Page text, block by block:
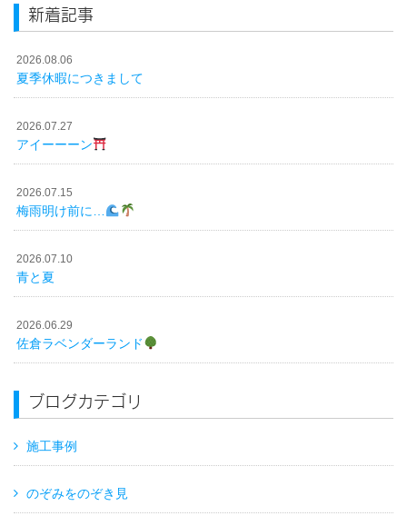
新着記事
2026.08.06
夏季休暇につきまして
2026.07.27
アイーーーン
2026.07.15
梅雨明け前に…
2026.07.10
青と夏
2026.06.29
佐倉ラベンダーランド
ブログカテゴリ
施工事例
のぞみをのぞき見